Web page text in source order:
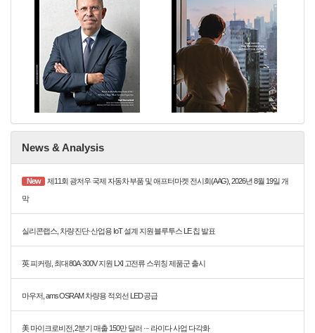
News & Analysis
New 제11회 광저우 국제 자동차 부품 및 애프터마켓 전시회(AAG), 2026년 8월 19일 개
막
실리콘랩스, 차량 진단·산업용 IoT 설계 지원 블루투스 LE 칩 발표
英 피커링, 최대 80A·300V 지원 LXI 고전류 스위칭 제품군 출시
마우저, ams OSRAM 차량용 적외선 LED 공급
美 마이크로비전, 2분기 매출 150만 달러 ··· 라이다 사업 다각화